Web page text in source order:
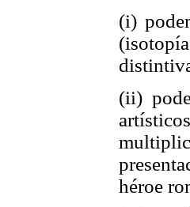
(i)
(ii)
héroe